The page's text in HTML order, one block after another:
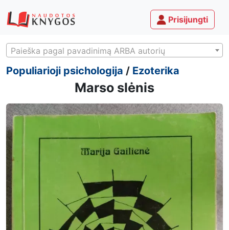
Prisijungti
Paieška pagal pavadinimą ARBA autorių
Populiarioji psichologija / Ezoterika
Marso slėnis